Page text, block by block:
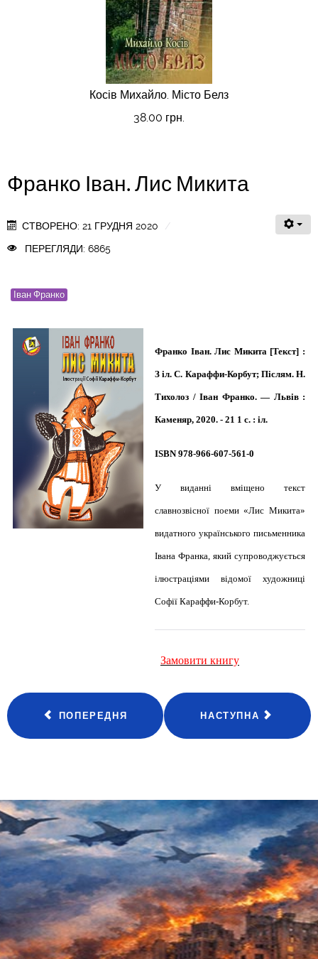
Косів Михайло. Місто Белз
38.00 грн.
Франко Іван. Лис Микита
СТВОРЕНО: 21 ГРУДНЯ 2020
ПЕРЕГЛЯДИ: 6865
Іван Франко
Франко Іван. Лис Микита [Текст] :
З іл. С. Караффи-Корбут; Післям. Н.
Тихолоз / Іван Франко. — Львів :
Каменяр, 2020. - 21 1 с. : іл.
ISBN 978-966-607-561-0
У виданні вміщено текст
славнозвісної поеми «Лис Микита»
видатного українського письменника
Івана Франка, який супроводжується
ілюстраціями відомої художниці
Софії Караффи-Корбут.
Замовити книгу
ПОПЕРЕДНЯ НАСТУПНА